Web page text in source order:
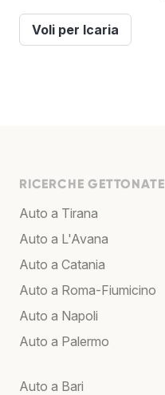
Voli per Icaria
RICERCHE GETTONATE
Auto a Tirana
Auto a L'Avana
Auto a Catania
Auto a Roma-Fiumicino
Auto a Napoli
Auto a Palermo
Auto a Bari